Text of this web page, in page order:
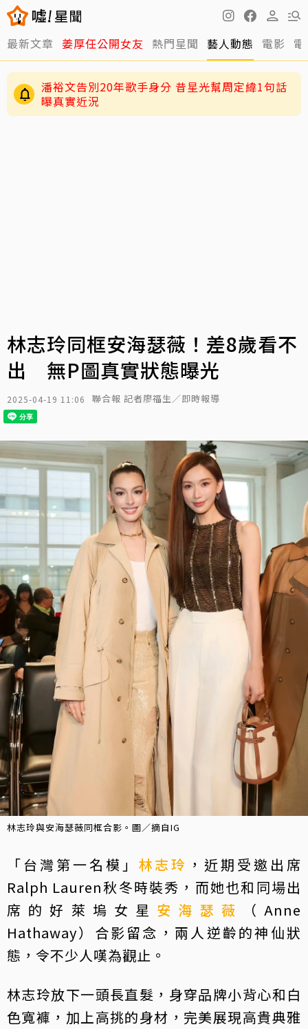
最新文章 姜厚任公開女友 熱門星聞 藝人動態 電影
潘裕文告別20年歌手身分 昔星光幫周定緯1句話
曝真實近況
林志玲同框安海瑟薇！差8歲看不
出 無P圖真實狀態曝光
2025-04-19 11:06 聯合報 記者廖福生／即時報導
林志玲與安海瑟薇同框合影。圖／摘自IG
「台灣第一名模」 林志玲 ，近期受邀出席
Ralph Lauren秋冬時裝秀，而她也和同場出
席的好萊塢女星 安海瑟薇
（Anne
Hathaway）合影留念，兩人逆齡的神仙狀
態，令不少人嘆為觀止。
林志玲放下一頭長直髮，身穿品牌小背心和白
色寬褲，加上高挑的身材，完美展現高貴典雅